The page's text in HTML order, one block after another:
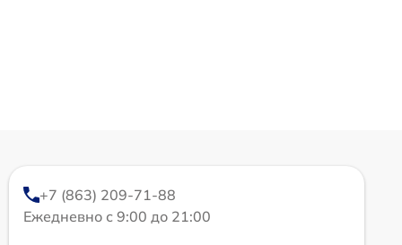
+7 (863) 209-71-88
Ежедневно с 9:00 до 21:00